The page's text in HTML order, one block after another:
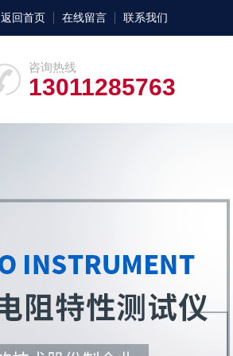
返回首页 在线留言 联系我们
咨询热线
13011285763